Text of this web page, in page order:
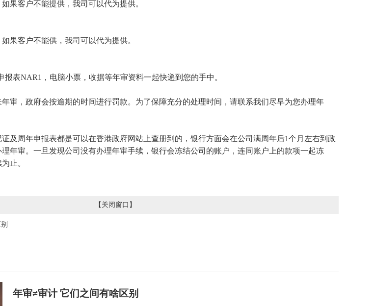
果客户不能提供，我司可以代为提供。
果客户不能供，我司可以代为提供。
表NAR1，电脑小票，收据等年审资料一起快递到您的手中。
审，政府会按逾期的时间进行罚款。为了保障充分的处理时间，请联系我们尽早为您办理年
及周年申报表都是可以在香港政府网站上查册到的，银行方面会在公司满周年后1个月左右到政
年审。一旦发现公司没有办理年审手续，银行会冻结公司的账户，连同账户上的款项一起冻
止。
【 关闭窗口 】
年审≠审计 它们之间有啥区别